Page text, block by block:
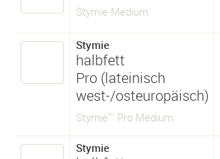
Stymie Medium
Stymie
halbfett
Pro (lateinisch
west-/osteuropäisch)
Stymie™ Pro Medium
Stymie